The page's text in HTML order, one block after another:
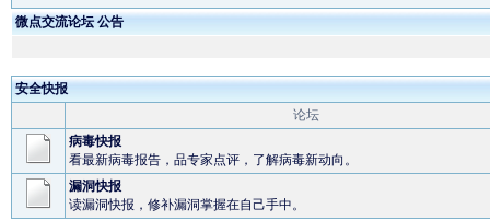
微点交流论坛 公告
微点软件为奥运会
安全快报
论坛
病毒快报
看最新病毒报告，品专家点评，了解病毒新动向。
漏洞快报
读漏洞快报，修补漏洞掌握在自己手中。